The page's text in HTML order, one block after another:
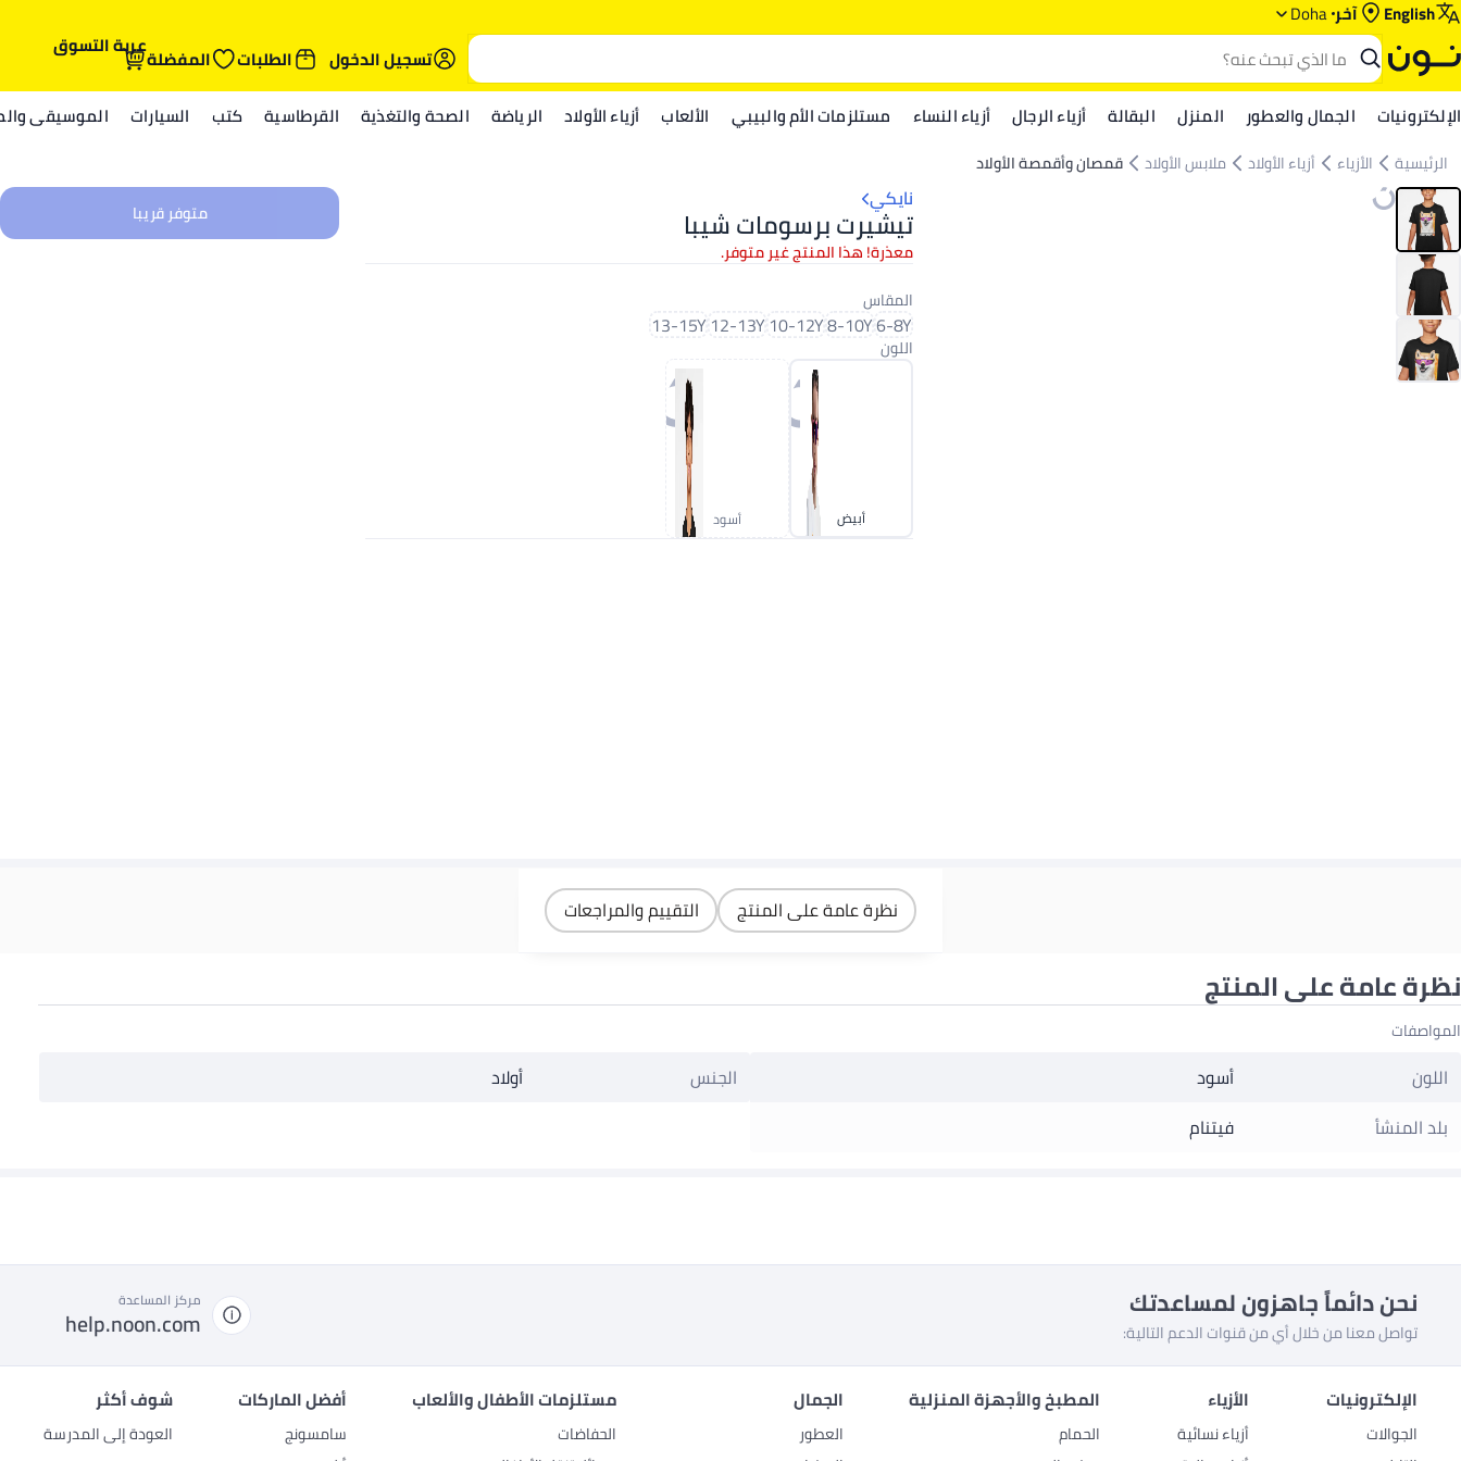
English آخر Doha
تسجيل الدخول
الطلبات المفضلةعربة التسوق
الإلكترونيات الجمال والعطور المنزل البقالة أزياء الرجال أزياء النساء مستلزمات الأم والبيبي الألعاب أزياء الأولاد الرياضة الصحة والتغذية القرطاسية كتب السيارات الموسيقى
الرئيسية الأزياء أزياء الأولاد ملابس الأولاد قمصان وأقمصة الأولاد
نايكي
تيشيرت برسومات شيبا
معذرة! هذا المنتج غير متوفر.
المقاس
6-8Y
8-10Y
10-12Y
12-13Y
13-15Y
اللون
أبيض أسود
متوفر قريبا
نظرة عامة على المنتج التقييم والمراجعات
نظرة عامة على المنتج
المواصفات
اللون
أسود
بلد المنشأ
فيتنام
الجنس أولاد
نحن دائماً جاهزون لمساعدتك
تواصل معنا من خلال أي من قنوات الدعم التالية:
مركز المساعدة
help.noon.com
الإلكترونيات
الجوالات
الأزياء
أزياء نسائية
المطبخ والأجهزة المنزلية
الحمام
الجمال
العطور
مستلزمات الأطفال والألعاب
الحفاضات
أفضل الماركات
سامسونج
شوف أكثر
العودة إلى المدرسة